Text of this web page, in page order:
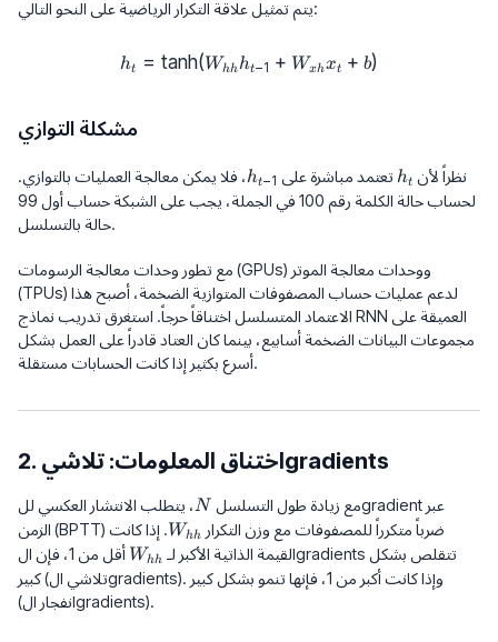
يتم تمثيل علاقة التكرار الرياضية على النحو التالي:
h_t = \tanh(W_{hh} h_{t-1} +
ht = tanh(Whhht−1 + Wxhxt + b)
مشكلة التوازي
نظراً لأن
h_t
ht تعتمد مباشرة على
h_{t-
1}
ht−1
، فلا يمكن معالجة العمليات بالتوازي.
لحساب حالة الكلمة رقم 100 في الجملة، يجب على الشبكة حساب أول 99
حالة بالتسلسل.
مع تطور وحدات معالجة الرسومات (GPUs) ووحدات معالجة الموتر
(TPUs) لدعم عمليات حساب المصفوفات المتوازية الضخمة، أصبح هذا
الاعتماد المتسلسل اختناقاً حرجاً. استغرق تدريب نماذج RNN العميقة على
مجموعات البيانات الضخمة أسابيع، بينما كان العتاد قادراً على العمل بشكل
أسرع بكثير إذا كانت الحسابات مستقلة.
2. اختناق المعلومات: تلاشيgradients
مع زيادة طول التسلسل
N
N، يتطلب الانتشار العكسي للgradient عبر
الزمن (BPTT) ضرباً متكرراً للمصفوفات مع وزن التكرار
W_{hh}
Whh
. إذا كانت
القيمة الذاتية الأكبر لـ
W_{hh}
Whh
أقل من 1، فإن الgradients تتقلص بشكل
كبير (تلاشي الgradients). وإذا كانت أكبر من 1، فإنها تنمو بشكل كبير
(انفجار الgradients).